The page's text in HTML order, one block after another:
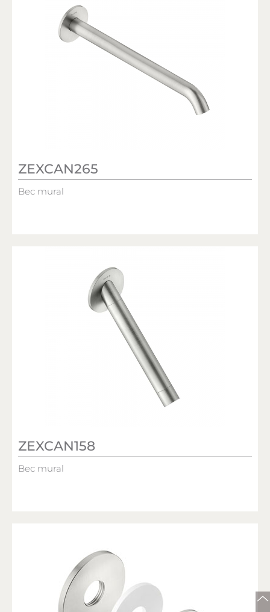
ZEXCAN265
Bec mural
ZEXCAN158
Bec mural